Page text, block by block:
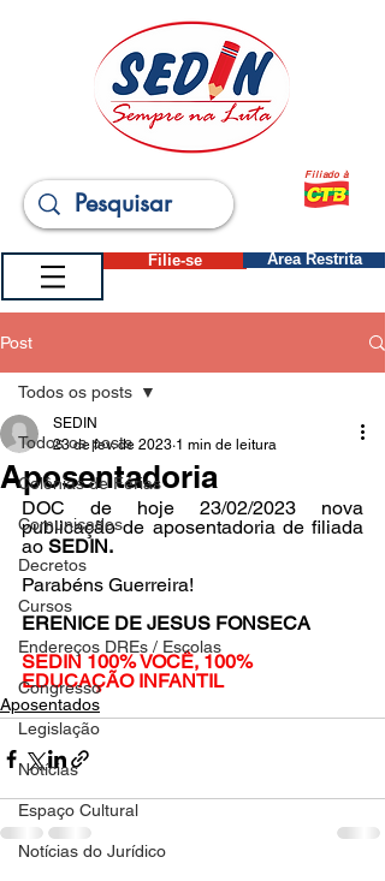
Filiado à
Filie-se Área Restrita
Post
Todos os posts
Colônias de Férias
Comunicados
Decretos
Cursos
Endereços DREs / Escolas
Congresso
Legislação
Notícias
Espaço Cultural
Notícias do Jurídico
Todos os posts
Aposentadoria
SEDIN
23 de fev. de 2023 1 min de leitura
DOC de hoje 23/02/2023 nova
publicação de aposentadoria de filiada
ao SEDIN.
Parabéns Guerreira!
ERENICE DE JESUS FONSECA
SEDIN 100% VOCÊ, 100%
EDUCAÇÃO INFANTIL
Aposentados